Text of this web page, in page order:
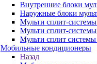
Внутренние блоки
Наружные блоки
Мульти сплит-
Мульти сплит-
Мульти сплит
Мобильные кондиционеры
Назад